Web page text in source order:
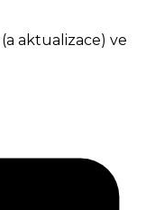
aktualizace) ve